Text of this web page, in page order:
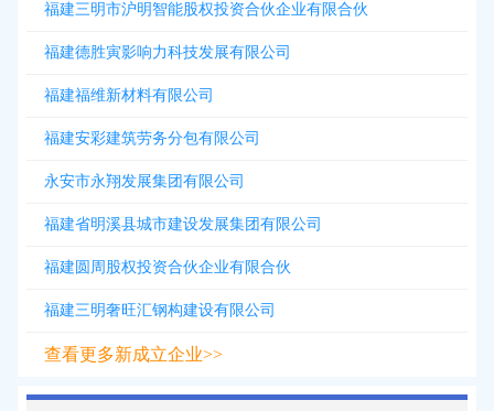
福建三明市沪明智能股权投资合伙企业有限合伙
福建德胜寅影响力科技发展有限公司
福建福维新材料有限公司
福建安彩建筑劳务分包有限公司
永安市永翔发展集团有限公司
福建省明溪县城市建设发展集团有限公司
福建圆周股权投资合伙企业有限合伙
福建三明奢旺汇钢构建设有限公司
查看更多新成立企业>>